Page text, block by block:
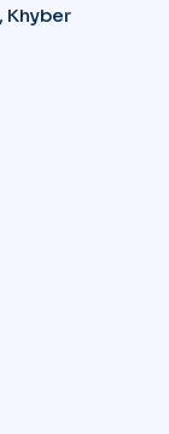
Khyber